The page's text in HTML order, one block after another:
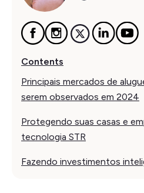
Contents
Principais mercados de
serem observados em 2024
Protegendo suas casas e
tecnologia STR
Fazendo investimentos